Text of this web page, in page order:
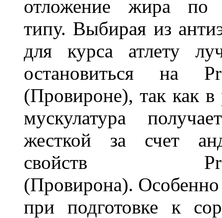
отложение жира по
типу. Выбирая из
для курса атлету
остановиться на
(Провироне), так как в
мускулатура
жесткой за счет
свойств
(Провирона).
при подготовке к